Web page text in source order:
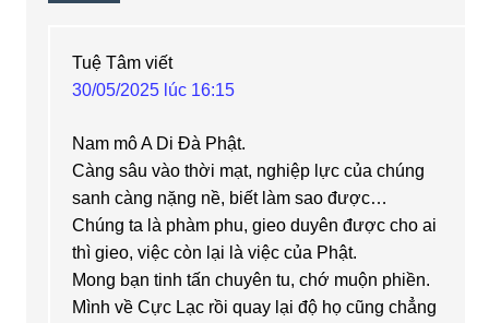
Tuệ Tâm viết
30/05/2025 lúc 16:15
Nam mô A Di Đà Phật.
Càng sâu vào thời mạt, nghiệp lực của chúng
sanh càng nặng nề, biết làm sao được…
Chúng ta là phàm phu, gieo duyên được cho ai
thì gieo, việc còn lại là việc của Phật.
Mong bạn tinh tấn chuyên tu, chớ muộn phiền.
Mình về Cực Lạc rồi quay lại độ họ cũng chẳng